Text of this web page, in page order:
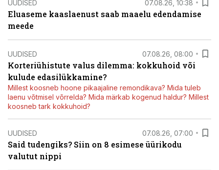
UUDISED 07.08.26, 10:38
Eluaseme kaaslaenust saab maaelu edendamise
meede
UUDISED 07.08.26, 08:00
Korteriühistute valus dilemma: kokkuhoid või
kulude edasilükkamine?
Millest koosneb hoone pikaajaline remondikava? Mida tuleb
laenu võtmisel võrrelda? Mida märkab kogenud haldur? Millest
koosneb tark kokkuhoid?
UUDISED 07.08.26, 07:00
Said tudengiks? Siin on 8 esimese üürikodu
valutut nippi